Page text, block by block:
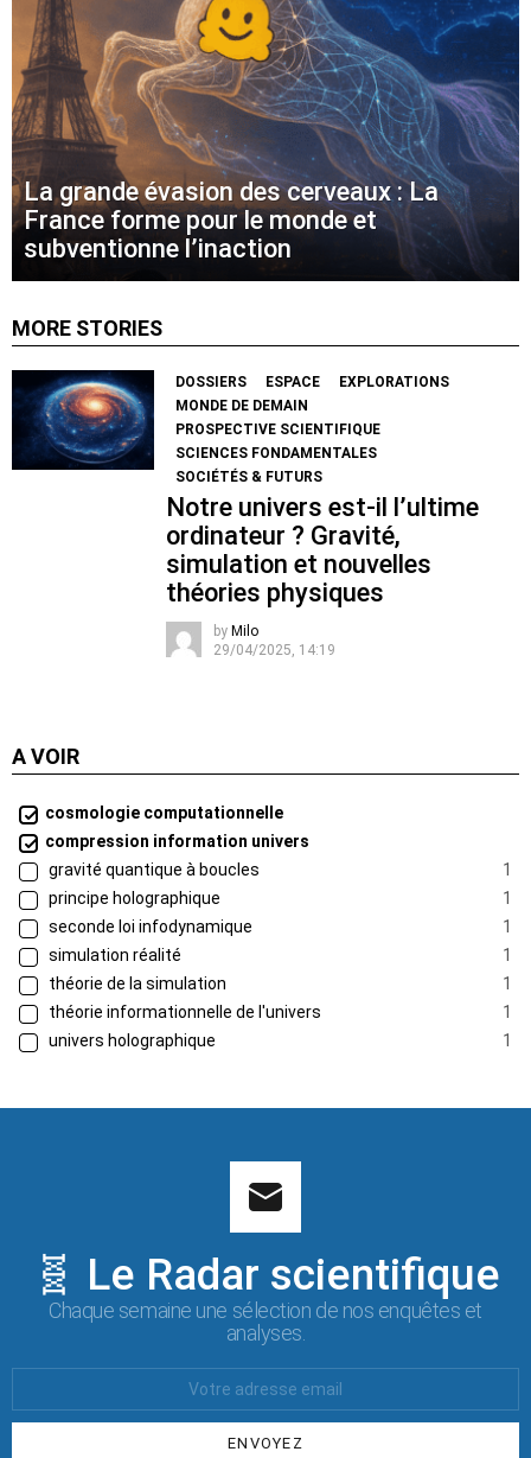
La grande évasion des cerveaux : La
France forme pour le monde et
subventionne l’inaction
MORE STORIES
DOSSIERS ESPACE
EXPLORATIONS
MONDE DE DEMAIN
PROSPECTIVE SCIENTIFIQUE
SCIENCES FONDAMENTALES
SOCIÉTÉS & FUTURS
Notre univers est-il l’ultime
ordinateur ? Gravité,
simulation et nouvelles
théories physiques
by Milo
29/04/2025, 14:19
A VOIR
cosmologie computationnelle
compression information univers
gravité quantique à boucles
1
principe holographique
1
seconde loi infodynamique
1
simulation réalité
1
théorie de la simulation
1
théorie informationnelle de l'univers
1
univers holographique
1
🧬 Le Radar scientifique
Chaque semaine une sélection de nos enquêtes et
analyses.
: